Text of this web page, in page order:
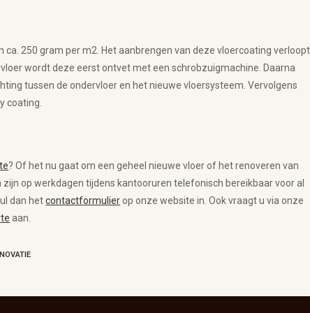
250 gram per m2. Het aanbrengen van deze vloercoating verloopt
wordt deze eerst ontvet met een schrobzuigmachine. Daarna
tussen de ondervloer en het nieuwe vloersysteem. Vervolgens
coating.
? Of het nu gaat om een geheel nieuwe vloer of het renoveren van
op werkdagen tijdens kantooruren telefonisch bereikbaar voor al
dan hetcontactformulierop onze website in. Ook vraagt u via onze
aan.